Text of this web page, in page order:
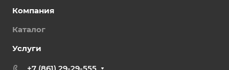
Компания
Каталог
Услуги